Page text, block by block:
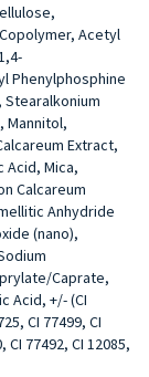
Acetyl
Phenylphosphine
Mannitol,
Extract,
Acid, Mica,
Calcareum
Anhydride
(nano),
Caprate,
Acid, +/- (CI
CI 77499, CI
CI 77492, CI 12085,